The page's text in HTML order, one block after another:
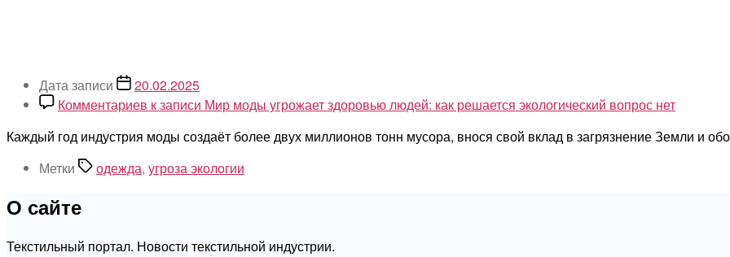
Дата записи
20.02.2025
Комментариев к записи Мир моды угрожает здоровью людей: как решается экологический вопрос нет
Каждый год индустрия моды создаёт более двух миллионов тонн мусора, внося свой вклад в загрязнение Земли и
Метки
одежда, угроза экологии
О сайте
Текстильный портал. Новости текстильной индустрии.